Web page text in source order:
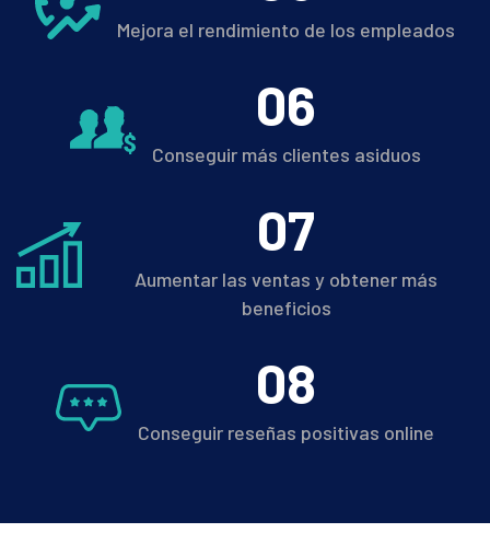
Mejora el rendimiento de los empleados
06
Conseguir más clientes asiduos
07
Aumentar las ventas y obtener más
beneficios
08
Conseguir reseñas positivas online